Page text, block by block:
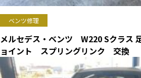
ベンツ修理
メルセデス・ベンツ W220 Sクラス
ョイント スプリングリンク 交換